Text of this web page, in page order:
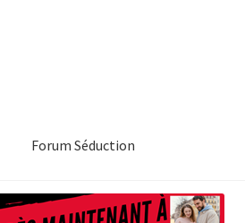
Forum Séduction